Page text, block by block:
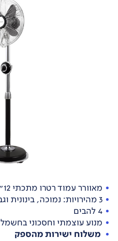
מאוורר עמוד רטרו מתכתי 12"
3 מהירויות: נמוכה, בינונית וגבוהה
4 להבים
מנוע עוצמתי וחסכוני בחשמל 35 וואט
משלוח ישירות מהספק